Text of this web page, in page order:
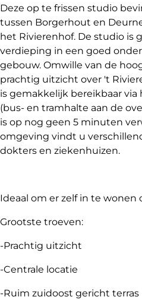
Deze op te frissen studio
tussen Borgerhout en
het Rivierenhof. De studio is
verdieping in een goed
gebouw. Omwille van de
prachtig uitzicht over 't
is gemakkelijk bereikbaar
(bus- en tramhalte aan de
is op nog geen 5 minuten
omgeving vindt u
dokters en ziekenhuizen.
Ideaal om er zelf in te wonen
Grootste troeven:
-Prachtig uitzicht
-Centrale locatie
-Ruim zuidoost gericht terras